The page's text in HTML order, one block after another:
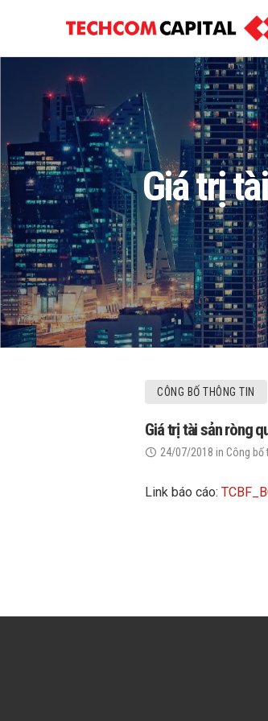
Giá trị
CÔNG BỐ THÔNG TIN
Giá trị tài sản ròng
24/07/2018 in Công bố
Link báo cáo: